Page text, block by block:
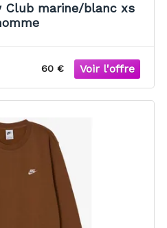
Club marine/blanc xs
60 €